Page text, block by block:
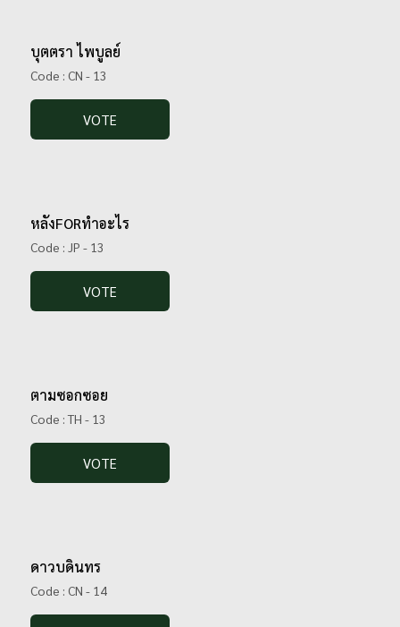
บุตตรา ไพบูลย์
Code : CN - 13
VOTE
หลังFORทำอะไร
Code : JP - 13
VOTE
ตามซอกซอย
Code : TH - 13
VOTE
ดาวบดินทร
Code : CN - 14